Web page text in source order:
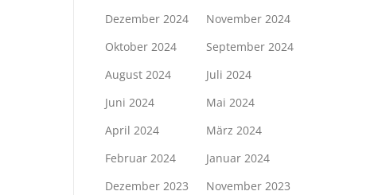
Dezember 2024
November 2024
Oktober 2024
September 2024
August 2024
Juli 2024
Juni 2024
Mai 2024
April 2024
März 2024
Februar 2024
Januar 2024
Dezember 2023
November 2023